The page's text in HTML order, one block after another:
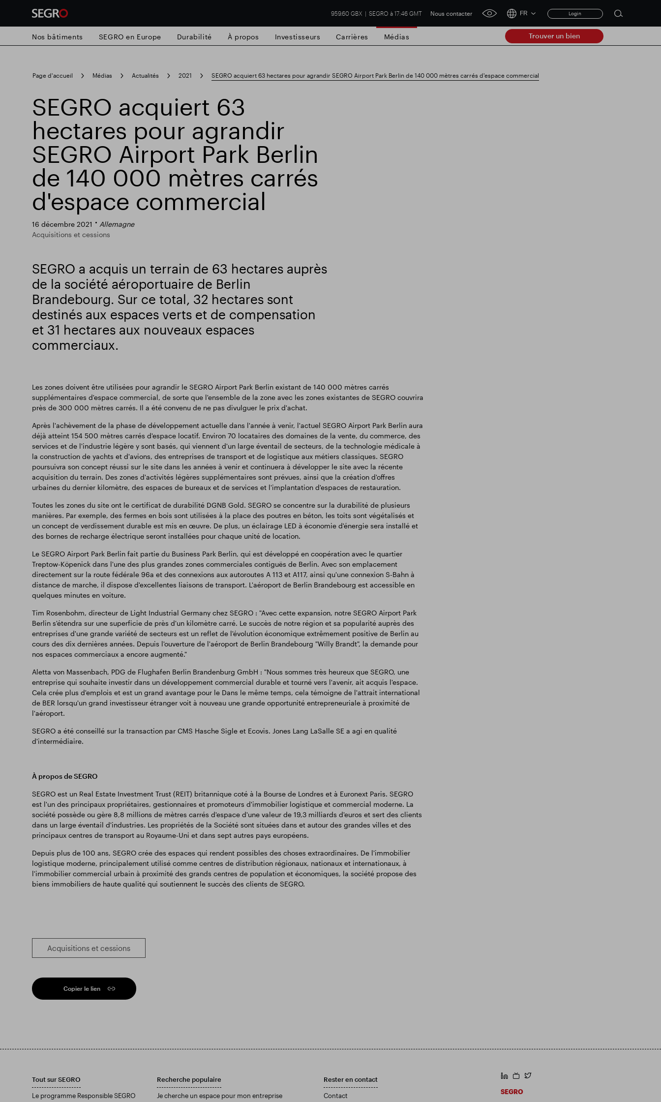
959.60 GBX SEGRO à 17:46 GMT Nous contacter
accessibility
FR Login
form
search
for
Recherche populaire
Responsable SEGRO Domaine commercial de Slough
Parc intelligent
Nos bâtiments SEGRO en Europe Durabilité À propos Investisseurs Carrières Médias Trouver un bien
Page d'accueil Médias Actualités 2021 SEGRO acquiert 63 hectares pour agrandir SEGRO Airport Park Berlin de 140 000 mètres carrés d'espace commercial
SEGRO acquiert 63
hectares pour agrandir
SEGRO Airport Park Berlin
de 140 000 mètres carrés
d'espace commercial
16 décembre 2021
Allemagne
Acquisitions et cessions
SEGRO a acquis un terrain de 63 hectares auprès
de la société aéroportuaire de Berlin
Brandebourg. Sur ce total, 32 hectares sont
destinés aux espaces verts et de compensation
et 31 hectares aux nouveaux espaces
commerciaux.
Les zones doivent être utilisées pour agrandir le SEGRO Airport Park Berlin existant de 140 000 mètres carrés
supplémentaires d'espace commercial, de sorte que l'ensemble de la zone avec les zones existantes de SEGRO couvrira
près de 300 000 mètres carrés. Il a été convenu de ne pas divulguer le prix d'achat.
Après l'achèvement de la phase de développement actuelle dans l'année à venir, l'actuel SEGRO Airport Park Berlin aura
déjà atteint 154 500 mètres carrés d'espace locatif. Environ 70 locataires des domaines de la vente, du commerce, des
services et de l'industrie légère y sont basés, qui viennent d'un large éventail de secteurs, de la technologie médicale à
la construction de yachts et d'avions, des entreprises de transport et de logistique aux métiers classiques. SEGRO
poursuivra son concept réussi sur le site dans les années à venir et continuera à développer le site avec la récente
acquisition du terrain. Des zones d'activités légères supplémentaires sont prévues, ainsi que la création d'offres
urbaines du dernier kilomètre, des espaces de bureaux et de services et l'implantation d'espaces de restauration.
Toutes les zones du site ont le certificat de durabilité DGNB Gold. SEGRO se concentre sur la durabilité de plusieurs
manières. Par exemple, des fermes en bois sont utilisées à la place des poutres en béton, les toits sont végétalisés et
un concept de verdissement durable est mis en œuvre. De plus, un éclairage LED à économie d'énergie sera installé et
des bornes de recharge électrique seront installées pour chaque unité de location.
Le SEGRO Airport Park Berlin fait partie du Business Park Berlin, qui est développé en coopération avec le quartier
Treptow-Köpenick dans l'une des plus grandes zones commerciales contiguës de Berlin. Avec son emplacement
directement sur la route fédérale 96a et des connexions aux autoroutes A 113 et A117, ainsi qu'une connexion S-Bahn à
distance de marche, il dispose d'excellentes liaisons de transport. L'aéroport de Berlin Brandebourg est accessible en
quelques minutes en voiture.
Tim Rosenbohm, directeur de Light Industrial Germany chez SEGRO : "Avec cette expansion, notre SEGRO Airport Park
Berlin s'étendra sur une superficie de près d'un kilomètre carré. Le succès de notre région et sa popularité auprès des
entreprises d'une grande variété de secteurs est un reflet de l'évolution économique extrêmement positive de Berlin au
cours des dix dernières années. Depuis l'ouverture de l'aéroport de Berlin Brandebourg "Willy Brandt", la demande pour
nos espaces commerciaux a encore augmenté."
Aletta von Massenbach, PDG de Flughafen Berlin Brandenburg GmbH : "Nous sommes très heureux que SEGRO, une
entreprise qui souhaite investir dans un développement commercial durable et tourné vers l'avenir, ait acquis l'espace.
Cela crée plus d'emplois et est un grand avantage pour le Dans le même temps, cela témoigne de l'attrait international
de BER lorsqu'un grand investisseur étranger voit à nouveau une grande opportunité entrepreneuriale à proximité de
l'aéroport.
SEGRO a été conseillé sur la transaction par CMS Hasche Sigle et Ecovis. Jones Lang LaSalle SE a agi en qualité
d'intermédiaire.
À propos de SEGRO
SEGRO est un Real Estate Investment Trust (REIT) britannique coté à la Bourse de Londres et à Euronext Paris. SEGRO
est l'un des principaux propriétaires, gestionnaires et promoteurs d'immobilier logistique et commercial moderne. La
société possède ou gère 8,8 millions de mètres carrés d'espace d'une valeur de 19,3 milliards d'euros et sert des clients
dans un large éventail d'industries. Les propriétés de la Société sont situées dans et autour des grandes villes et des
principaux centres de transport au Royaume-Uni et dans sept autres pays européens.
Depuis plus de 100 ans, SEGRO crée des espaces qui rendent possibles des choses extraordinaires. De l'immobilier
logistique moderne, principalement utilisé comme centres de distribution régionaux, nationaux et internationaux, à
l'immobilier commercial urbain à proximité des grands centres de population et économiques, la société propose des
biens immobiliers de haute qualité qui soutiennent le succès des clients de SEGRO.
Acquisitions et cessions
Copier le lien
Tout sur SEGRO
Le programme Responsible SEGRO
Recherche populaire
Je cherche un espace pour mon entreprise
Rester en contact
Contact
https://www.linkedin.com/
https://www.youtube.com/
https://twitter.com/segroplc
SEGRO